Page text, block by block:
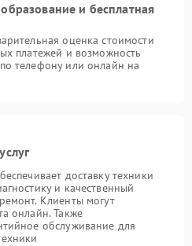
и бесплатная
оценка стоимости
платежей и возможность
телефону или онлайн на
доставку техники
и качественный
Клиенты могут
онлайн. Также
обслуживание для